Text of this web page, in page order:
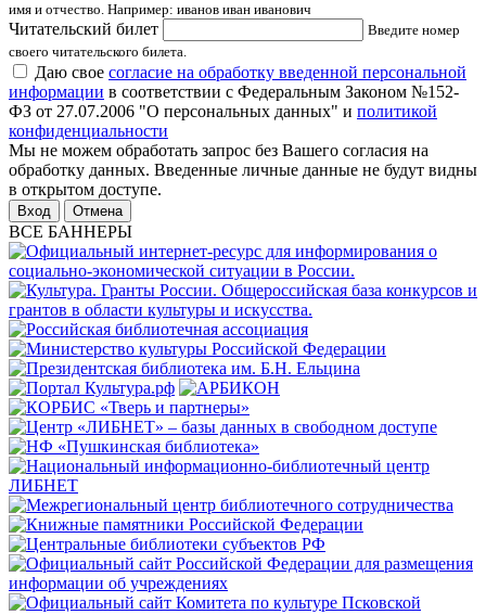
имя и отчество. Например: иванов иван иванович
Читательский билет
Введите номер
своего читательского билета.
Даю свое согласие на обработку введенной персональной
информации в соответствии с Федеральным Законом №152-
ФЗ от 27.07.2006 "О персональных данных" и политикой
конфиденциальности
Мы не можем обработать запрос без Вашего согласия на
обработку данных. Введенные личные данные не будут видны
в открытом доступе.
Отмена
ВСЕ БАННЕРЫ